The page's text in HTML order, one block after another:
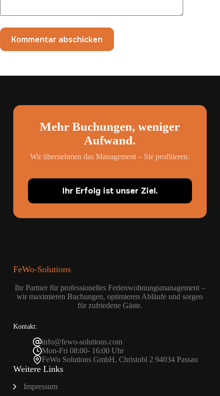
Kommentar abschicken
Mehr Buchungen, weniger
Aufwand.
Wir übernehmen das Management – Sie profitieren.
Ihr Erfolg ist unser Ziel.
FeWo-Solutions
Ihr Partner für professionelles Ferienwohnungsmanagement –
wir maximieren Buchungen, optimieren Abläufe und sorgen
für zufriedene Gäste.
Kontakt:
info@fewo-solutions.com
Mon-Fri 08:00- 16:00 Uhr
FeWo Solutions GmbH, Christobl 2 94034 Passau
Weitere Links
Impressum